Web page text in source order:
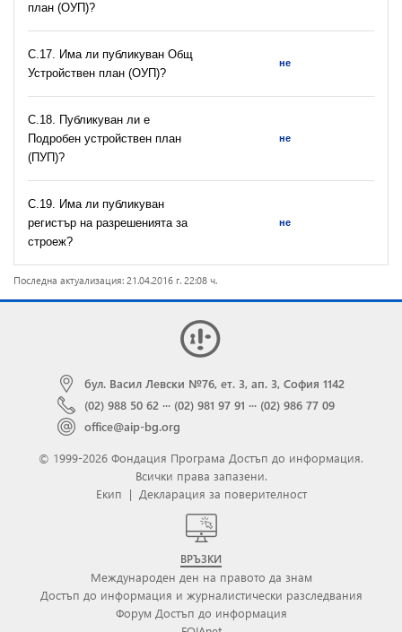
план (ОУП)?
С.17. Има ли публикуван Общ
Устройствен план (ОУП)?
не
С.18. Публикуван ли е
Подробен устройствен план
(ПУП)?
не
С.19. Има ли публикуван
регистър на разрешeнията за
строеж?
не
Последна актуализация: 21.04.2016 г. 22:08 ч.
бул. Васил Левски №76, ет. 3, ап. 3, София 1142
(02) 988 50 62 ··· (02) 981 97 91 ··· (02) 986 77 09
office@aip-bg.org
© 1999-2026 Фондация Програма Достъп до информация.
Всички права запазени.
Екип | Декларация за поверителност
ВРЪЗКИ
Международен ден на правото да знам
Достъп до информация и журналистически разследвания
Форум Достъп до информация